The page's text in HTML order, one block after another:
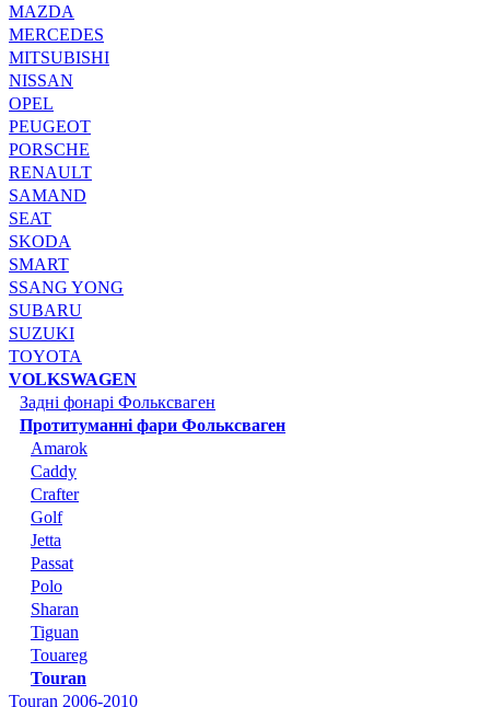
MAZDA
MERCEDES
MITSUBISHI
NISSAN
OPEL
PEUGEOT
PORSCHE
RENAULT
SAMAND
SEAT
SKODA
SMART
SSANG YONG
SUBARU
SUZUKI
TOYOTA
VOLKSWAGEN
Задні фонарі Фольксваген
Протитуманні фари Фольксваген
Amarok
Caddy
Crafter
Golf
Jetta
Passat
Polo
Sharan
Tiguan
Touareg
Touran
Touran 2006-2010